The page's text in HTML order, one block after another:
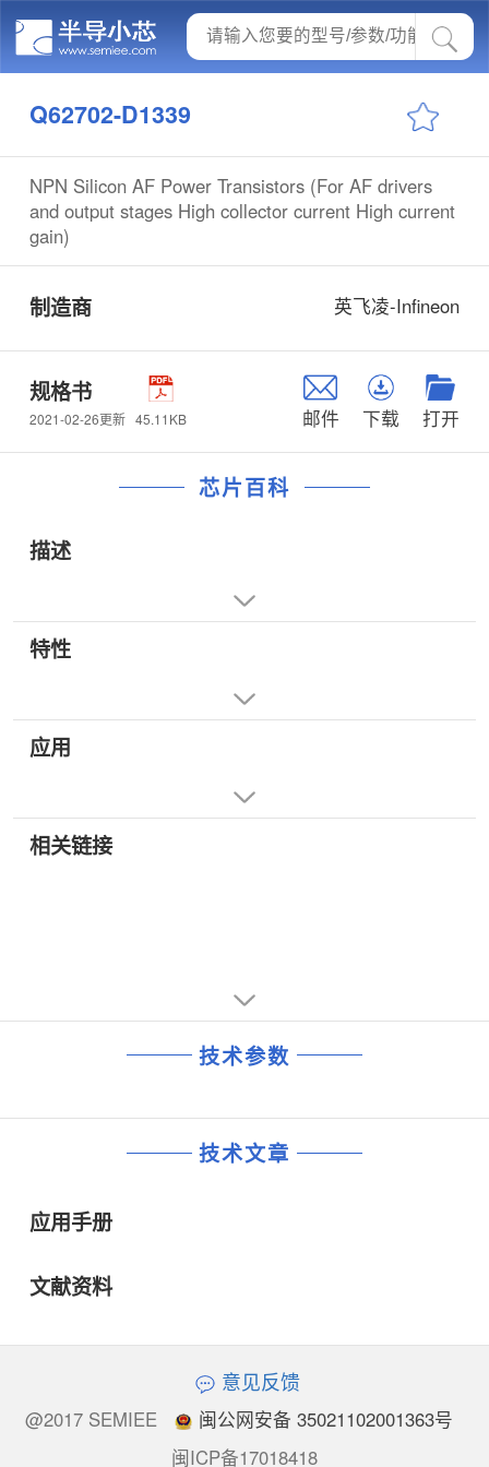
Q62702-D1339
NPN Silicon AF Power Transistors (For AF drivers
and output stages High collector current High current
gain)
制造商 英飞凌-Infineon
规格书
2021-02-26更新 45.11KB 邮件 下载 打开
芯片百科
描述
特性
应用
相关链接
技术参数
技术文章
应用手册
文献资料
意见反馈
@2017 SEMIEE
闽公网安备 35021102001363号
闽ICP备17018418